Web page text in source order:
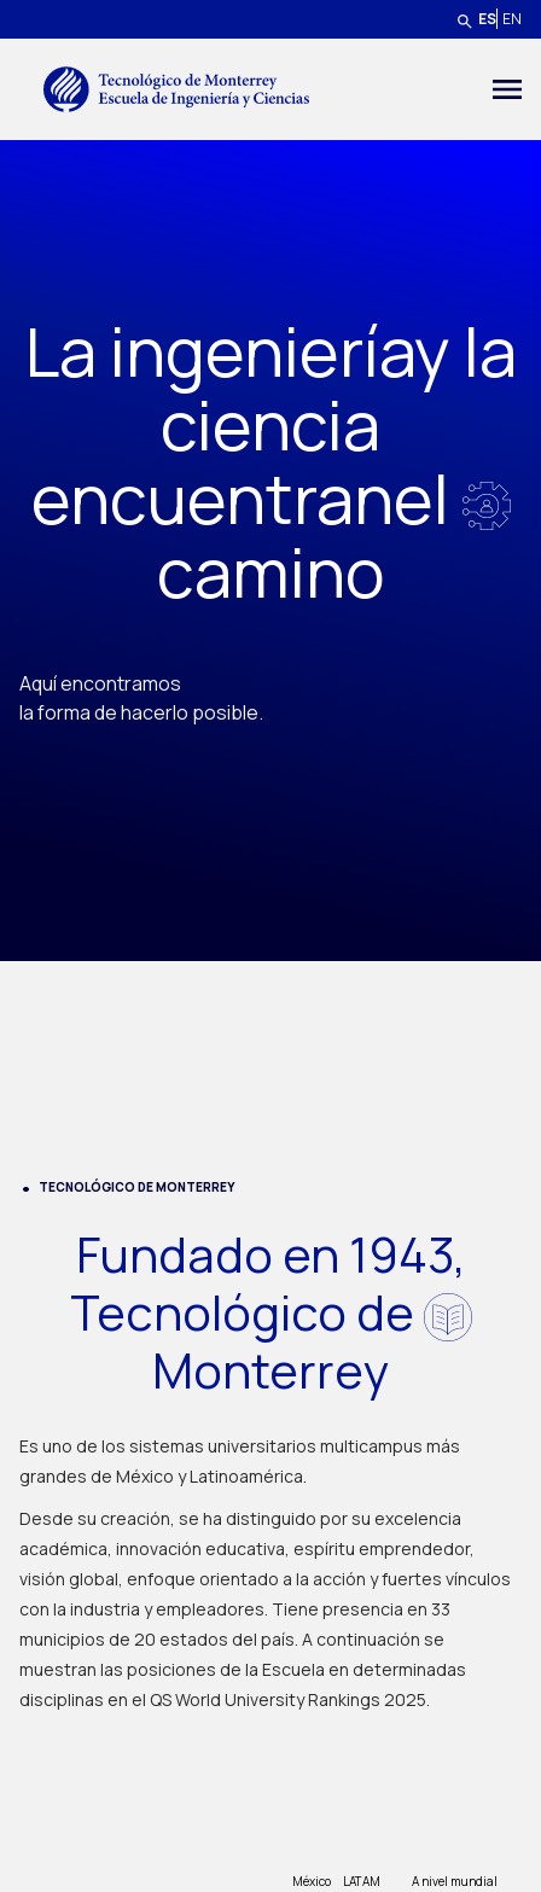
Menú secundario ES EN
La ingenieríay la
ciencia
encuentranel
camino
Aquí encontramos
la forma de hacerlo posible.
TECNOLÓGICO DE MONTERREY
Fundado en 1943,
Tecnológico de
Monterrey
Es uno de los sistemas universitarios multicampus más
grandes de México y Latinoamérica.
Desde su creación, se ha distinguido por su excelencia
académica, innovación educativa, espíritu emprendedor,
visión global, enfoque orientado a la acción y fuertes vínculos
con la industria y empleadores. Tiene presencia en 33
municipios de 20 estados del país. A continuación se
muestran las posiciones de la Escuela en determinadas
disciplinas en el QS World University Rankings 2025.
México LATAM A nivel mundial